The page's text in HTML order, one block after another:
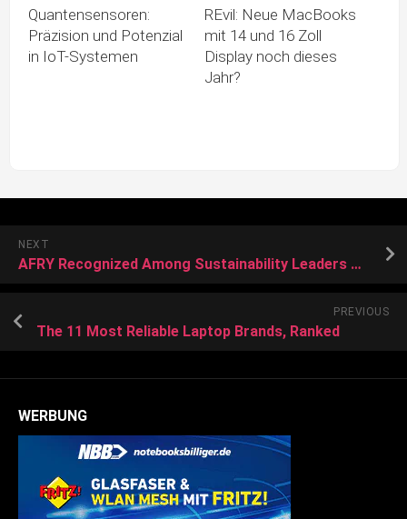
Quantensensoren:
Präzision und Potenzial
in IoT-Systemen
REvil: Neue MacBooks
mit 14 und 16 Zoll
Display noch dieses
Jahr?
NEXT
AFRY Recognized Among Sustainability Leaders with EcoVadis Gold Rating
PREVIOUS
The 11 Most Reliable Laptop Brands, Ranked
WERBUNG